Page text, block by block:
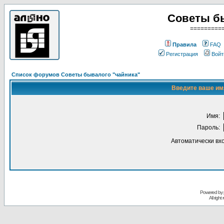
Советы
Правила
FAQ
Регистрация
Список форумов Советы бывалого "чайника"
Введите ваше
Имя:
Пароль:
Автоматически
Powered
All right